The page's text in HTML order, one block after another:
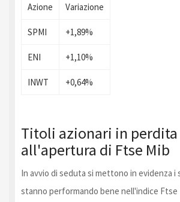
Azione Variazione
SPMI +1,89%
ENI +1,10%
INWT +0,64%
Titoli azionari in perdita
all'apertura di Ftse Mib
In avvio di seduta si mettono in evidenza
stanno performando bene nell'indice Ftse